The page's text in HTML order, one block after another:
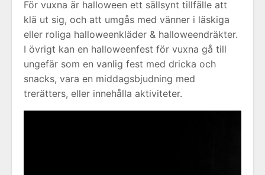
För vuxna är halloween ett sällsynt tillfälle att
klä ut sig, och att umgås med vänner i läskiga
eller roliga halloweenkläder & halloweendräkter.
I övrigt kan en halloweenfest för vuxna gå till
ungefär som en vanlig fest med dricka och
snacks, vara en middagsbjudning med
trerätters, eller innehålla aktiviteter.